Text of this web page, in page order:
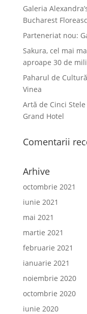
Galeria
Bucharest
Parteneriat nou:
Sakura, cel mai
aproape 30 de
Paharul de
Vinea
Artă de Cinci
Grand Hotel
Comentarii
Arhive
octombrie 2021
iunie 2021
mai 2021
martie 2021
februarie 2021
ianuarie 2021
noiembrie 2020
octombrie 2020
iunie 2020